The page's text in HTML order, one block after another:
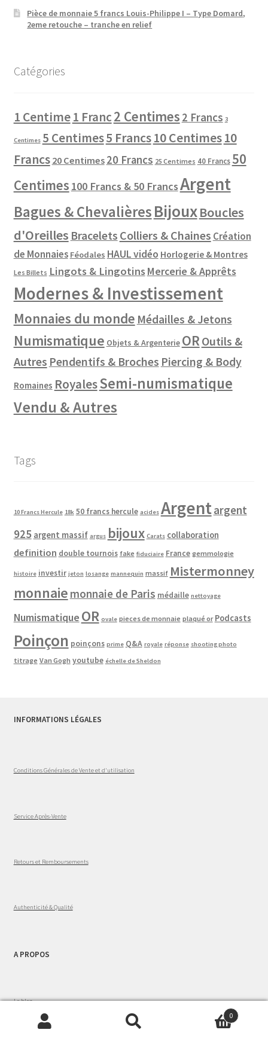
Pièce de monnaie 5 francs Louis-Philippe I – Type Domard,
2eme retouche – tranche en relief
Catégories
1 Centime1 Franc2 Centimes 2 Francs 3
Centimes 5 Centimes5 Francs10 Centimes10
Francs 20 Centimes 20 Francs 25 Centimes 40 Francs 50
Centimes 100 Francs & 50 FrancsArgent
Bagues & ChevalièresBijouxBoucles
d'Oreilles Bracelets Colliers & Chaines Création
de Monnaies Féodales HAUL vidéo Horlogerie & Montres
Les Billets Lingots & Lingotins Mercerie & Apprêts
Modernes & Investissement
Monnaies du monde Médailles & Jetons
Numismatique Objets & Argenterie OR Outils &
Autres Pendentifs & Broches Piercing & Body
Romaines RoyalesSemi-numismatique
Vendu & Autres
Tags
10 Francs Hercule 18k 50 francs hercule acides Argentargent
925 argent massif argus bijoux Carats collaboration
definition double tournois fake fiduciaire France gemmologie
histoire investir jeton losange mannequin massif Mistermonney
monnaie monnaie de Paris médaille nettoyage
Numismatique OR ovale pieces de monnaie plaqué or Podcasts
Poinçon poinçons prime Q&A royale réponse shooting photo
titrage Van Gogh youtube échelle de Sheldon
INFORMATIONS LÉGALES
Conditions Générales de Vente et d'utilisation
Service Après-Vente
Retours et Remboursements
Authenticité & Qualité
A PROPOS
Le blog
Recherche
0